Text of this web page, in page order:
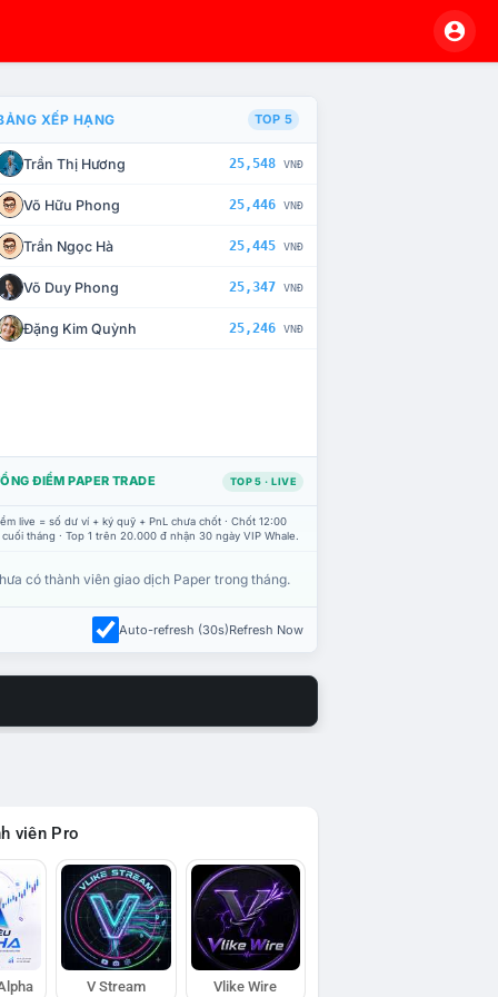
CHẾ TÀI XỬ LÝ VI PHẠM
XẾP HẠNG TOP 5
Trần Thị Hương 25,548 VNĐ
Võ Hữu Phong 25,446 VNĐ
Trần Ngọc Hà 25,445 VNĐ
Võ Duy Phong 25,347 VNĐ
Đặng Kim Quỳnh 25,246 VNĐ
ĐIỂM PAPER TRADE TOP 5 · LIVE
live = số dư ví + ký quỹ + PnL chưa chốt · Chốt 12:00
tháng · Top 1 trên 20.000 đ nhận 30 ngày VIP Whale.
có thành viên giao dịch Paper trong tháng.
Auto-refresh (30s)Refresh Now
viên Pro
V Stream Vlike Wire